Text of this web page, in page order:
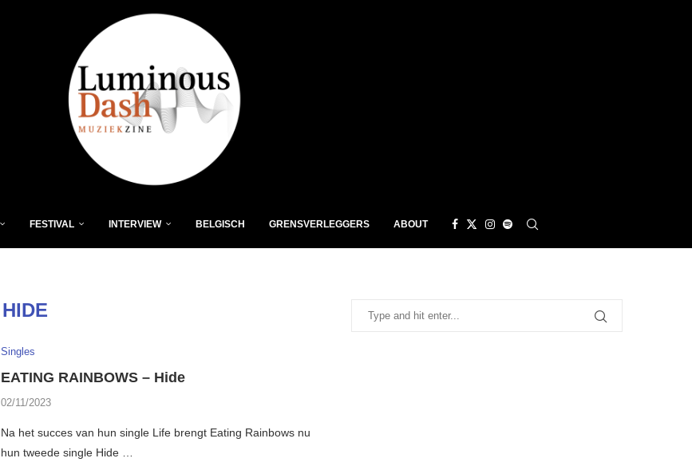
FESTIVAL INTERVIEW BELGISCH GRENSVERLEGGERS ABOUT
HIDE
Singles
EATING RAINBOWS – Hide
02/11/2023
Na het succes van hun single Life brengt Eating Rainbows nu
hun tweede single Hide …